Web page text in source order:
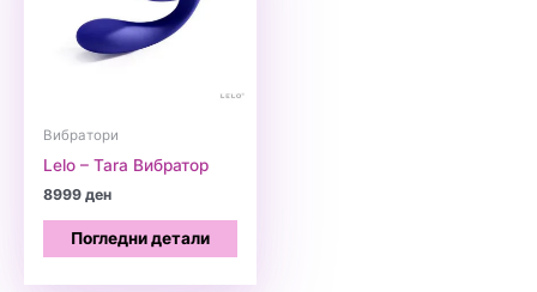
Вибратори
Lelo – Tara Вибратор
8999ден
Погледни детали